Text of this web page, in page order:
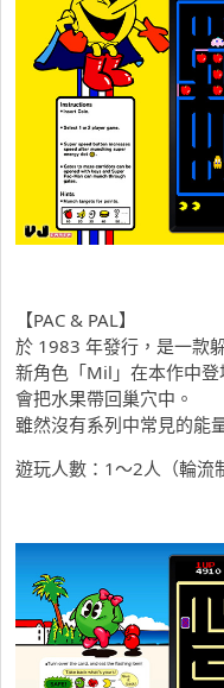
【PAC & PAL】
於 1983 年發行，是一款
新角色「Mil」在本作中登
會把水果帶回巢穴中。
雖然沒有系列中常見的能
遊玩人數：1～2人（輪流